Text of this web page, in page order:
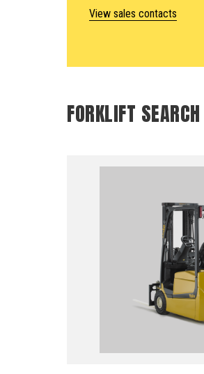
View sales contacts
FORKLIFT